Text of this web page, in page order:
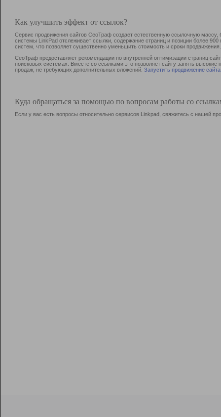
Как улучшить эффект от ссылок?
Сервис продвижения сайтов СеоТраф создает естественную ссылочную
системы LinkPad отслеживает ссылки, содержание страниц и позиции более
систем, что позволяет существенно уменьшить стоимость и сроки продвижения.
СеоТраф предоставляет рекомендации по внутренней оптимизации страниц
поисковых системах. Вместе со ссылками это позволяет сайту занять
продаж, не требующих дополнительных вложений. Запустить продвижение сайта
Куда обращаться за помощью по вопросам работы со
Если у вас есть вопросы относительно сервисов Linkpad, свяжитесь с нашей